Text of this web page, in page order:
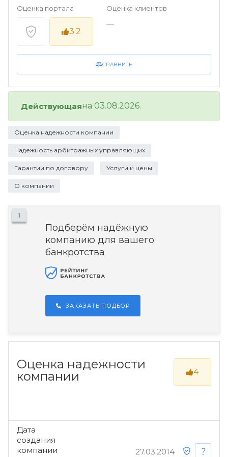
СРАВНИТЬ
Оценка портала
3.2
Оценка клиентов
—
Действующаяна 03.08.2026.
Оценка надежности компании
Надежность арбитражных управляющих
Гарантии по договору Услуги и цены
О компании
1
Подберём надёжную
компанию для вашего
банкротства
ЗАКАЗАТЬ ПОДБОР
Оценка надежности
компании
4
Дата
создания
компании
27.03.2014